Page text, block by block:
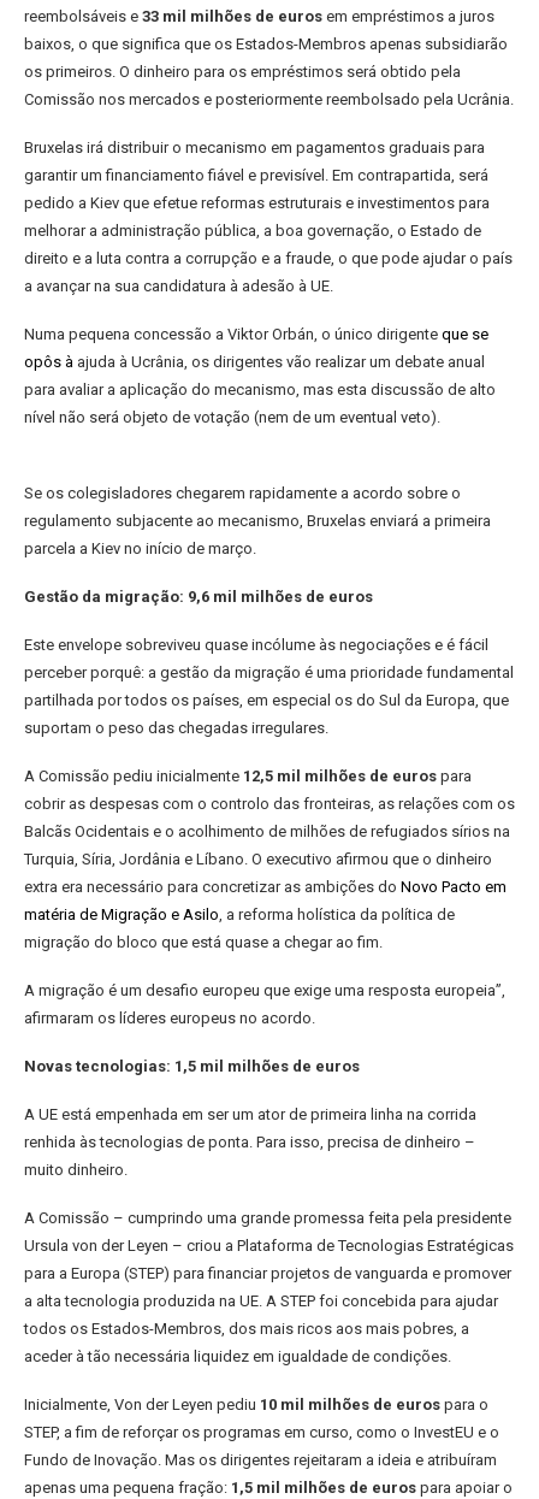
reembolsáveis e 33 mil milhões de euros em empréstimos a juros
baixos, o que significa que os Estados-Membros apenas subsidiarão
os primeiros. O dinheiro para os empréstimos será obtido pela
Comissão nos mercados e posteriormente reembolsado pela Ucrânia.
Bruxelas irá distribuir o mecanismo em pagamentos graduais para
garantir um financiamento fiável e previsível. Em contrapartida, será
pedido a Kiev que efetue reformas estruturais e investimentos para
melhorar a administração pública, a boa governação, o Estado de
direito e a luta contra a corrupção e a fraude, o que pode ajudar o país
a avançar na sua candidatura à adesão à UE.
Numa pequena concessão a Viktor Orbán, o único dirigente que se
opôs à ajuda à Ucrânia, os dirigentes vão realizar um debate anual
para avaliar a aplicação do mecanismo, mas esta discussão de alto
nível não será objeto de votação (nem de um eventual veto).
Se os colegisladores chegarem rapidamente a acordo sobre o
regulamento subjacente ao mecanismo, Bruxelas enviará a primeira
parcela a Kiev no início de março.
Gestão da migração: 9,6 mil milhões de euros
Este envelope sobreviveu quase incólume às negociações e é fácil
perceber porquê: a gestão da migração é uma prioridade fundamental
partilhada por todos os países, em especial os do Sul da Europa, que
suportam o peso das chegadas irregulares.
A Comissão pediu inicialmente 12,5 mil milhões de euros para
cobrir as despesas com o controlo das fronteiras, as relações com os
Balcãs Ocidentais e o acolhimento de milhões de refugiados sírios na
Turquia, Síria, Jordânia e Líbano. O executivo afirmou que o dinheiro
extra era necessário para concretizar as ambições do Novo Pacto em
matéria de Migração e Asilo, a reforma holística da política de
migração do bloco que está quase a chegar ao fim.
A migração é um desafio europeu que exige uma resposta europeia”,
afirmaram os líderes europeus no acordo.
Novas tecnologias: 1,5 mil milhões de euros
A UE está empenhada em ser um ator de primeira linha na corrida
renhida às tecnologias de ponta. Para isso, precisa de dinheiro –
muito dinheiro.
A Comissão – cumprindo uma grande promessa feita pela presidente
Ursula von der Leyen – criou a Plataforma de Tecnologias Estratégicas
para a Europa (STEP) para financiar projetos de vanguarda e promover
a alta tecnologia produzida na UE. A STEP foi concebida para ajudar
todos os Estados-Membros, dos mais ricos aos mais pobres, a
aceder à tão necessária liquidez em igualdade de condições.
Inicialmente, Von der Leyen pediu 10 mil milhões de euros para o
STEP, a fim de reforçar os programas em curso, como o InvestEU e o
Fundo de Inovação. Mas os dirigentes rejeitaram a ideia e atribuíram
apenas uma pequena fração: 1,5 mil milhões de euros para apoiar o